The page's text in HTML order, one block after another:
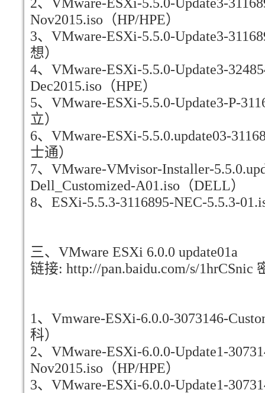
Nov2015.iso（HP/HPE）
3、VMware-ESXi-5.5.0-Update3-
想）
4、VMware-ESXi-5.5.0-Update3-
Dec2015.iso（HPE）
5、VMware-ESXi-5.5.0-Update3-P-
立）
6、VMware-ESXi-5.5.0.update03-
士通）
7、VMware-VMvisor-Installer-
Dell_Customized-A01.iso（DELL）
8、ESXi-5.5.3-3116895-NEC-5.5.3-
三、VMware ESXi 6.0.0 update01a
链接: http://pan.baidu.com/s/1hrCSnic
1、Vmware-ESXi-6.0.0-3073146-
科）
2、VMware-ESXi-6.0.0-Update1-
Nov2015.iso（HP/HPE）
3、VMware-ESXi-6.0.0-Update1-